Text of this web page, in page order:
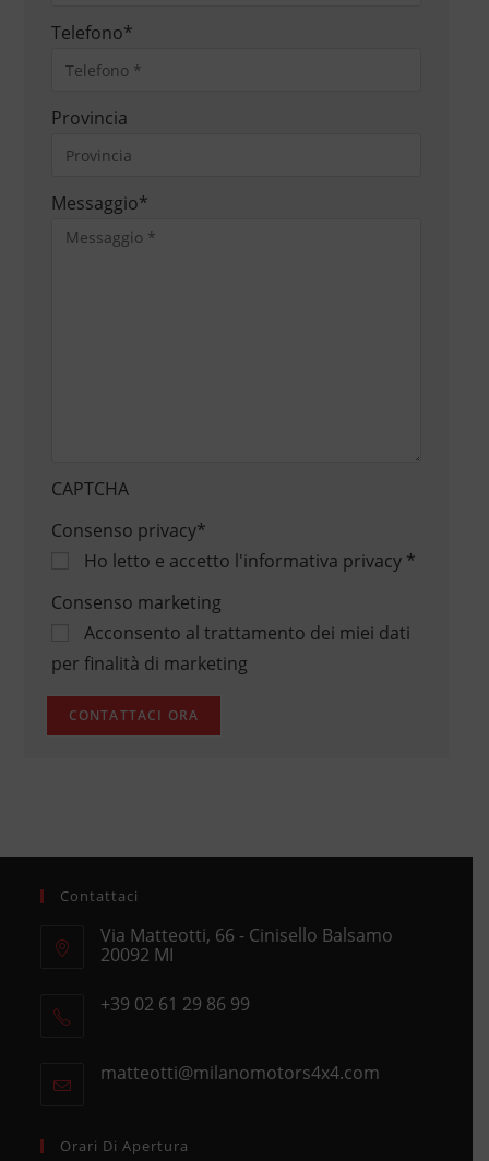
Telefono*
Provincia
Messaggio*
CAPTCHA
Consenso privacy*
Ho letto e accetto l'informativa privacy*
Consenso marketing
Acconsento al trattamento dei miei dati
per finalità di marketing
Contattaci
Via Matteotti, 66 - Cinisello Balsamo
20092 MI
in
+39 02 61 29 86 99
your
matteotti@milanomotors4x4.comOpens
Orari Di Apertura